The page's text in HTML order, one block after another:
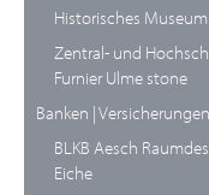
Historisches Museum
Zentral- und
Furnier Ulme stone
Banken | Versicherungen
BLKB Aesch
Eiche